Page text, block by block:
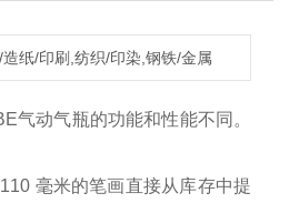
纸/印刷,纺织/印染,钢铁/金属
气动气瓶的功能和性能不同。
毫米的笔画直接从库存中提